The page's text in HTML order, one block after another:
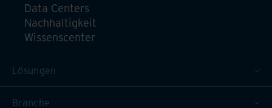
Data Centers
Nachhaltigkeit
Wissenscenter
Lösungen
Branche